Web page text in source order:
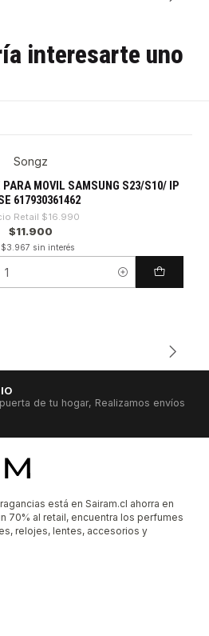
interesarte uno
Songz
PARA MOVIL SAMSUNG S23/S10/ IP
617930361462
Retail $16.990
$11.900
sin interés
de tu hogar, Realizamos envíos
está en Sairam.cl ahorra en
70% al retail, encuentra los perfumes
relojes, lentes, accesorios y